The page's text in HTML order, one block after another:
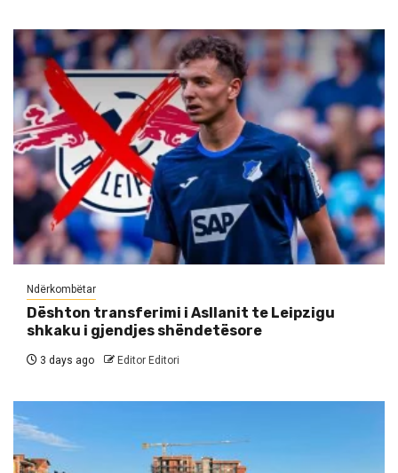
Ndërkombëtar
Dështon transferimi i Asllanit te Leipzigu
shkaku i gjendjes shëndetësore
3 days ago Editor Editori